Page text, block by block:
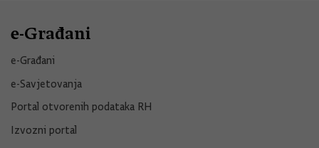
e-Građani
e-Građani
e-Savjetovanja
Portal otvorenih podataka RH
Izvozni portal